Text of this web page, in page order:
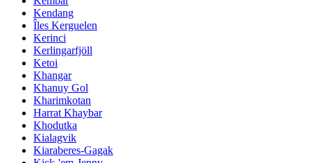
Kendang
Îles Kerguelen
Kerinci
Kerlingarfjöll
Ketoi
Khangar
Khanuy Gol
Kharimkotan
Harrat Khaybar
Khodutka
Kialagvik
Kiaraberes-Gagak